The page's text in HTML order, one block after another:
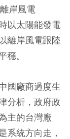
岸風電
以太陽能發電
離岸風電跟陸
穩。
國廠商過度生
分析，政府政
主的台灣廠
系統方向走，